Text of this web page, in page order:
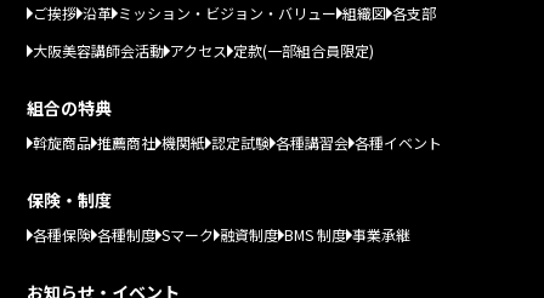
ご挨拶 沿革 ミッション・ビジョン・バリュー 組織図 各支部
大阪美容講師会活動 アクセス 定款(一部組合員限定)
組合の特典
斡旋商品 推薦商社 機関紙 認定試験 各種講習会 各種イベント
保険・制度
各種保険 各種制度 Sマーク 融資制度 BMS 制度 事業承継
お知らせ・イベント